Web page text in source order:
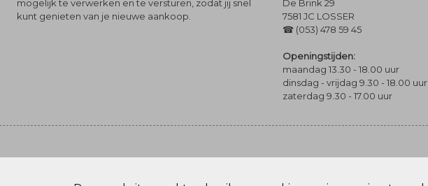
mogelijk te verwerken en te versturen, zodat jij snel
kunt genieten van je nieuwe aankoop.
De Brink 29
7581 JC LOSSER
☎ (053) 478 59 45
Openingstijden:
maandag 13.30 - 18.00 uur
dinsdag - vrijdag 9.30 - 18.00 uur
zaterdag 9.30 - 17.00 uur